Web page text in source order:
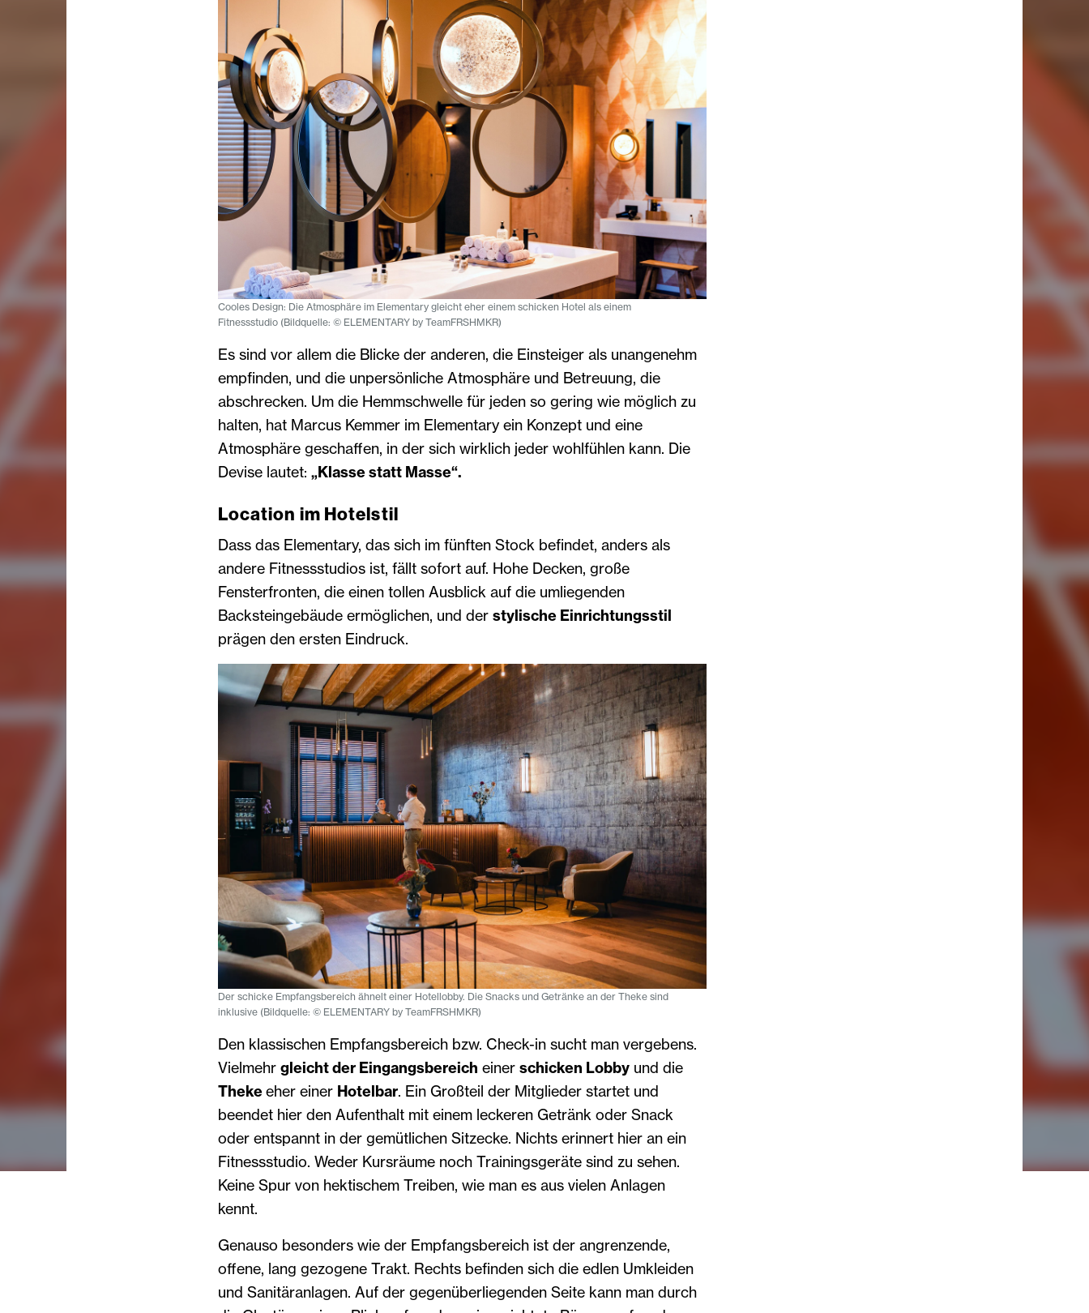
Cooles Design: Die Atmosphäre im Elementary gleicht eher einem schicken Hotel als einem
Fitnessstudio (Bildquelle: © ELEMENTARY by TeamFRSHMKR)
Es sind vor allem die Blicke der anderen, die Einsteiger als unangenehm
empfinden, und die unpersönliche Atmosphäre und Betreuung, die
abschrecken. Um die Hemmschwelle für jeden so gering wie möglich zu
halten, hat Marcus Kemmer im Elementary ein Konzept und eine
Atmosphäre geschaffen, in der sich wirklich jeder wohlfühlen kann. Die
Devise lautet: „Klasse statt Masse“.
Location im Hotelstil
Dass das Elementary, das sich im fünften Stock befindet, anders als
andere Fitnessstudios ist, fällt sofort auf. Hohe Decken, große
Fensterfronten, die einen tollen Ausblick auf die umliegenden
Backsteingebäude ermöglichen, und der stylische Einrichtungsstil
prägen den ersten Eindruck.
Der schicke Empfangsbereich ähnelt einer Hotellobby. Die Snacks und Getränke an der Theke sind
inklusive (Bildquelle: © ELEMENTARY by TeamFRSHMKR)
Den klassischen Empfangsbereich bzw. Check-in sucht man vergebens.
Vielmehr gleicht der Eingangsbereich einer schicken Lobbyund die
Thekeeher einer Hotelbar. Ein Großteil der Mitglieder startet und
beendet hier den Aufenthalt mit einem leckeren Getränk oder Snack
oder entspannt in der gemütlichen Sitzecke. Nichts erinnert hier an ein
Fitnessstudio. Weder Kursräume noch Trainingsgeräte sind zu sehen.
Keine Spur von hektischem Treiben, wie man es aus vielen Anlagen
kennt.
Genauso besonders wie der Empfangsbereich ist der angrenzende,
offene, lang gezogene Trakt. Rechts befinden sich die edlen Umkleiden
und Sanitäranlagen. Auf der gegenüberliegenden Seite kann man durch